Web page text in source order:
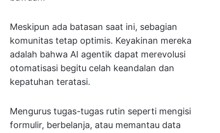
Meskipun ada batasan saat ini, sebagian
komunitas tetap optimis. Keyakinan mereka
adalah bahwa AI agentik dapat merevolusi
otomatisasi begitu celah keandalan dan
kepatuhan teratasi.
Mengurus tugas-tugas rutin seperti mengisi
formulir, berbelanja, atau memantau data